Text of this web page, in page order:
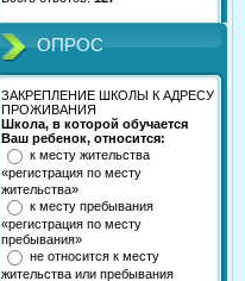
ОПРОС
ЗАКРЕПЛЕНИЕ ШКОЛЫ К АДРЕСУ
ПРОЖИВАНИЯ
Школа, в которой обучается
Ваш ребенок, относится:
к месту жительства
«регистрация по месту
жительства»
к месту пребывания
«регистрация по месту
пребывания»
не относится к месту
жительства или пребывания